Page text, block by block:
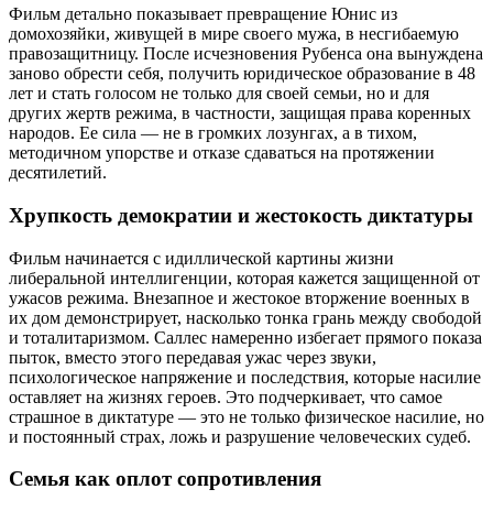
Фильм детально показывает превращение Юнис из
домохозяйки, живущей в мире своего мужа, в несгибаемую
правозащитницу. После исчезновения Рубенса она вынуждена
заново обрести себя, получить юридическое образование в 48
лет и стать голосом не только для своей семьи, но и для
других жертв режима, в частности, защищая права коренных
народов. Ее сила — не в громких лозунгах, а в тихом,
методичном упорстве и отказе сдаваться на протяжении
десятилетий.
Хрупкость демократии и жестокость диктатуры
Фильм начинается с идиллической картины жизни
либеральной интеллигенции, которая кажется защищенной от
ужасов режима. Внезапное и жестокое вторжение военных в
их дом демонстрирует, насколько тонка грань между свободой
и тоталитаризмом. Саллес намеренно избегает прямого показа
пыток, вместо этого передавая ужас через звуки,
психологическое напряжение и последствия, которые насилие
оставляет на жизнях героев. Это подчеркивает, что самое
страшное в диктатуре — это не только физическое насилие, но
и постоянный страх, ложь и разрушение человеческих судеб.
Семья как оплот сопротивления